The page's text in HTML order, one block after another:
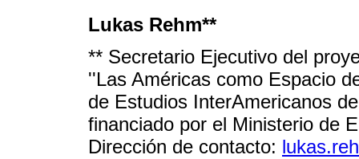
Lukas Rehm**
** Secretario Ejecutivo del
''Las Américas como Espacio
de Estudios InterAmericanos
financiado por el Ministerio de
Dirección de contacto: